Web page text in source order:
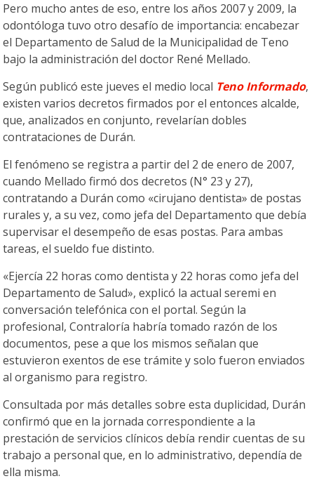
Pero mucho antes de eso, entre los años 2007 y 2009, la
odontóloga tuvo otro desafío de importancia: encabezar
el Departamento de Salud de la Municipalidad de Teno
bajo la administración del doctor René Mellado.
Según publicó este jueves el medio local Teno Informado,
existen varios decretos firmados por el entonces alcalde,
que, analizados en conjunto, revelarían dobles
contrataciones de Durán.
El fenómeno se registra a partir del 2 de enero de 2007,
cuando Mellado firmó dos decretos (N° 23 y 27),
contratando a Durán como «cirujano dentista» de postas
rurales y, a su vez, como jefa del Departamento que debía
supervisar el desempeño de esas postas. Para ambas
tareas, el sueldo fue distinto.
«Ejercía 22 horas como dentista y 22 horas como jefa del
Departamento de Salud», explicó la actual seremi en
conversación telefónica con el portal. Según la
profesional, Contraloría habría tomado razón de los
documentos, pese a que los mismos señalan que
estuvieron exentos de ese trámite y solo fueron enviados
al organismo para registro.
Consultada por más detalles sobre esta duplicidad, Durán
confirmó que en la jornada correspondiente a la
prestación de servicios clínicos debía rendir cuentas de su
trabajo a personal que, en lo administrativo, dependía de
ella misma.